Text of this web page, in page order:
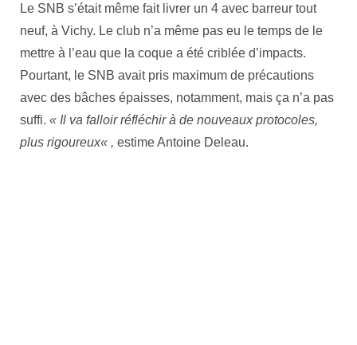
Le SNB s’était même fait livrer un 4 avec barreur tout
neuf, à Vichy. Le club n’a même pas eu le temps de le
mettre à l’eau que la coque a été criblée d’impacts.
Pourtant, le SNB avait pris maximum de précautions
avec des bâches épaisses, notamment, mais ça n’a pas
suffi. « Il va falloir réfléchir à de nouveaux protocoles,
plus rigoureux« , estime Antoine Deleau.